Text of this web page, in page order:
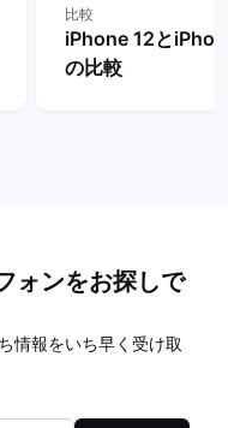
比較
iPhone 12と
の比較
ォンをお探しで
情報をいち早く受け取